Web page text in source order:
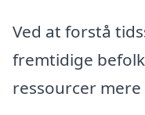
Ved at forstå
fremtidige
ressourcer